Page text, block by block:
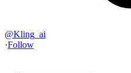
@Kling_ai
·Follow